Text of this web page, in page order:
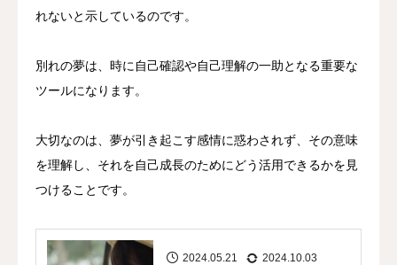
れないと示しているのです。
別れの夢は、時に自己確認や自己理解の一助となる重要な
ツールになります。
大切なのは、夢が引き起こす感情に惑わされず、その意味
を理解し、それを自己成長のためにどう活用できるかを見
つけることです。
2024.05.21 2024.10.03